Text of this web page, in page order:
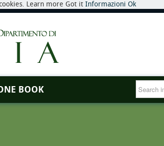
Learn more Got it Informazioni Ok
BOOK